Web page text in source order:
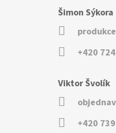
Šimon Sýkora
+420
Viktor Švolík
+420